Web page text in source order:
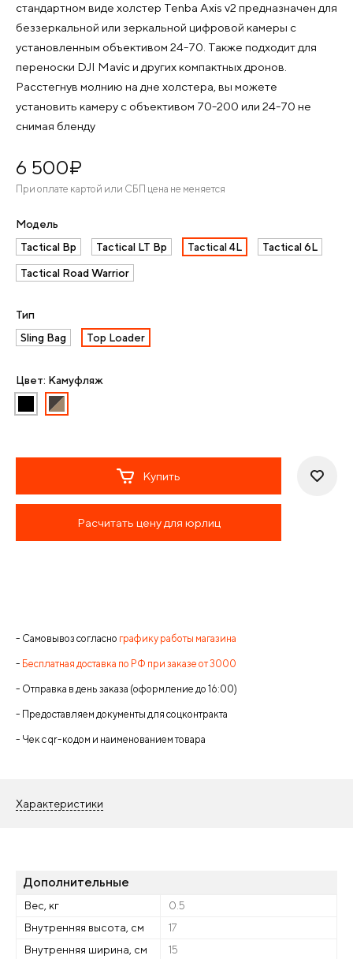
стандартном виде холстер Tenba Axis v2 предназначен для
беззеркальной или зеркальной цифровой камеры с
установленным объективом 24-70. Также подходит для
переноски DJI Mavic и других компактных дронов.
Расстегнув молнию на дне холстера, вы можете
установить камеру с объективом 70-200 или 24-70 не
снимая бленду
6 500¤
При оплате картой или СБП цена не меняется
Модель
Tactical Bp
Tactical LT Bp Tactical 4L Tactical 6L
Tactical Road Warrior
Тип
Sling Bag
Top Loader
Цвет: Камуфляж
Купить
Расчитать цену для юрлиц
- Самовывоз согласно графику работы магазина
- Бесплатная доставка по РФ при заказе от 3000
- Отправка в день заказа (оформление до 16:00)
- Предоставляем документы для соцконтракта
- Чек с qr-кодом и наименованием товара
Характеристики
Дополнительные
Вес, кг
0.5
Внутренняя высота, см
17
Внутренняя ширина, см
15